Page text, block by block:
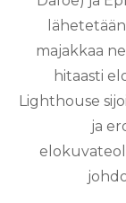
majakkaa
hitaasti
Lighthouse
ja